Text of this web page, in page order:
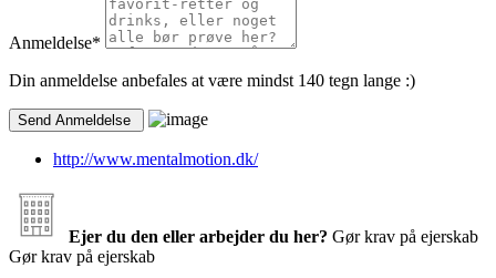
Anmeldelse*
Din anmeldelse anbefales at være mindst 140 tegn lange :)
http://www.mentalmotion.dk/
Ejer du den eller arbejder du her? Gør krav på ejerskab
Gør krav på ejerskab